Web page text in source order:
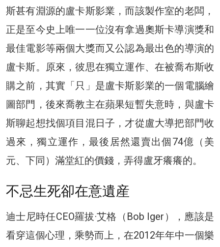
斯甚有淵源的盧卡斯影業，而該製作室的老闆，
正是至今史上唯一一位沒有拿過奧斯卡導演獎和
最佳電影等兩個大獎而又公認為最出色的導演的
盧卡斯。原來，彼思在獨立運作、在被喬布斯收
購之前，其實「只」是盧卡斯影業的一個電腦繪
圖部門，後來喬教主在蘋果短暫失意時，與盧卡
斯聊起想找個項目混日子，才從盧大導把部門收
過來，獨立運作，最後居然還賣出個74億（美
元、下同）滿堂紅的價錢，弄得盧牙癢癢的。
不忌生死卻在意遺産
迪士尼時任CEO羅拔·艾格（Bob Iger），應該是
看穿這個心理，乘勢而上，在2012年年中一個樂